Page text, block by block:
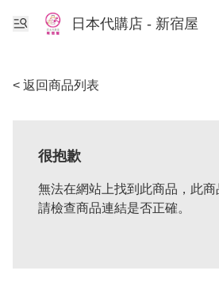
日本代購店 - 新宿屋
< 返回商品列表
很抱歉
無法在網站上找到此商品，此商
請檢查商品連結是否正確。